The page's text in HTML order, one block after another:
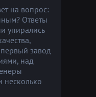
на вопрос:
Ответы
упирались
завод
над
несколько